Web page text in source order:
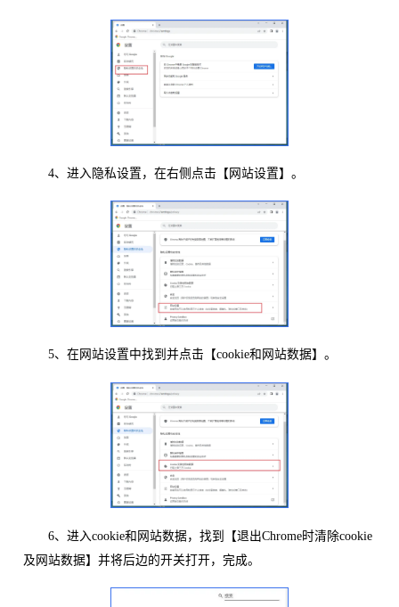
4、进入隐私设置，在右侧点击【网站设置】。
5、在网站设置中找到并点击【cookie和网站数据】。
6、进入cookie和网站数据，找到【退出Chrome时清除cookie
及网站数据】并将后边的开关打开，完成。